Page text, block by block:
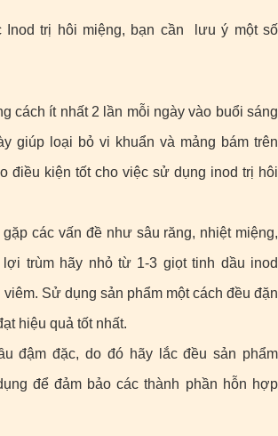
Inod trị hôi miệng, bạn cần lưu ý một số
cách ít nhất 2 lần mỗi ngày vào buổi sáng
giúp loại bỏ vi khuẩn và mảng bám trên
điều kiện tốt cho việc sử dụng inod trị hôi
gặp các vấn đề như sâu răng, nhiệt miệng,
trùm hãy nhỏ từ 1-3 giọt tinh dầu inod
Sử dụng sản phẩm một cách đều đặn
hiệu quả tốt nhất.
đậm đặc, do đó hãy lắc đều sản phẩm
để đảm bảo các thành phần hỗn hợp